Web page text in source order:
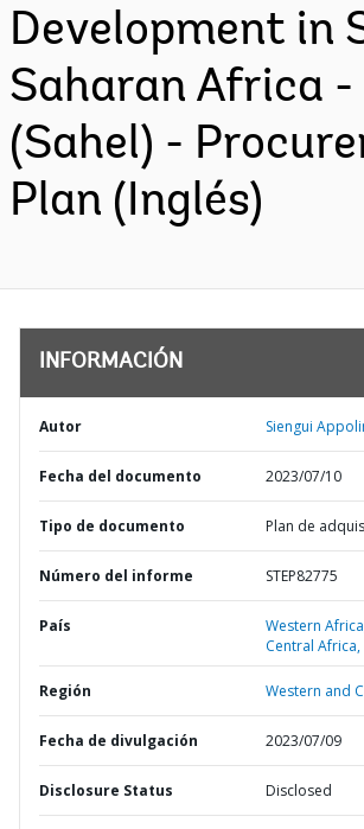
Development in
Saharan Africa -
(Sahel) -
Plan (Inglés)
INFORMACIÓN
Autor Siengui
Fecha del documento 2023/07/10
Tipo de documento Plan de
Número del informe STEP82775
País Western
Central Africa,
Región Western and
Fecha de divulgación 2023/07/09
Disclosure Status Disclosed